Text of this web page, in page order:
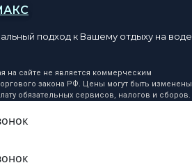
подход к Вашему отдыху на воде
на сайте не является коммерческим
закона РФ. Цены могут быть изменены
обязательных сервисов, налогов и сборов.